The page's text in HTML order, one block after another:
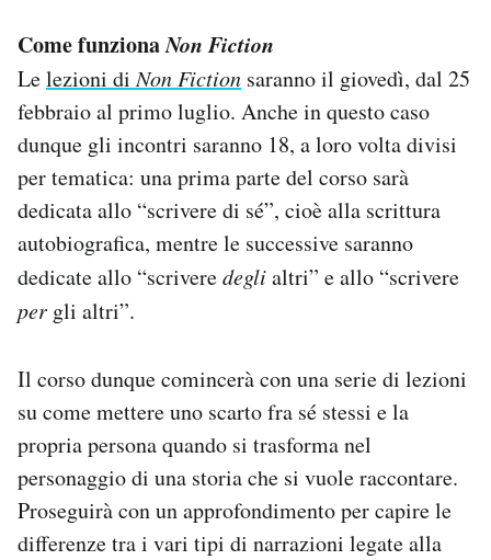
Come funzionaNon Fiction
Lelezioni diNon Fiction saranno il giovedì, dal 25
febbraio al primo luglio. Anche in questo caso
dunque gli incontri saranno 18, a loro volta divisi
per tematica: una prima parte del corso sarà
dedicata allo “scrivere di sé”, cioè alla scrittura
autobiografica, mentre le successive saranno
dedicate allo “scriveredeglialtri” e allo “scrivere
per gli altri”.
Il corso dunque comincerà con una serie di lezioni
su come mettere uno scarto fra sé stessi e la
propria persona quando si trasforma nel
personaggio di una storia che si vuole raccontare.
Proseguirà con un approfondimento per capire le
differenze tra i vari tipi di narrazioni legate alla